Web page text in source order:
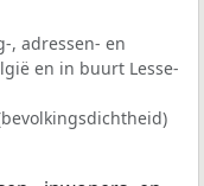
, adressen- en
en in buurt Lesse-